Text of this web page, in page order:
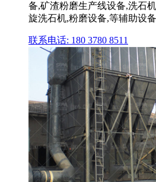
备,矿渣粉磨生产线设备,洗石
旋洗石机,粉磨设备,等辅助设
联系电话: 180 3780 8511